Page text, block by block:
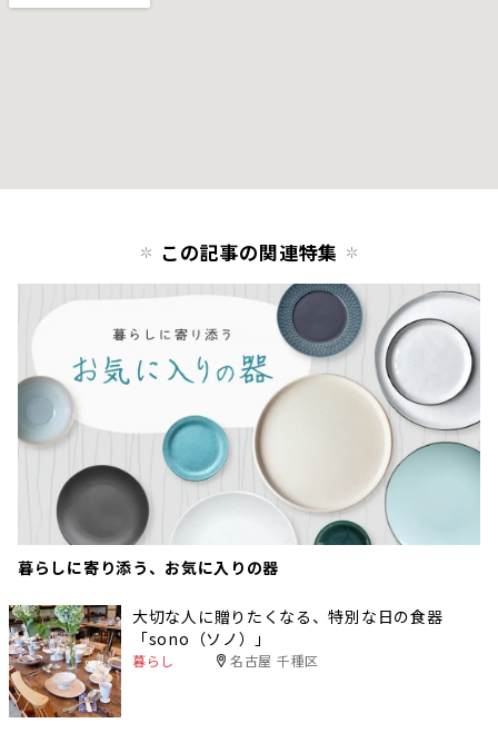
この記事の関連特集
暮らしに寄り添う、お気に入りの器
大切な人に贈りたくなる、特別な日の食器
「sono（ソノ）」
暮らし 名古屋 千種区